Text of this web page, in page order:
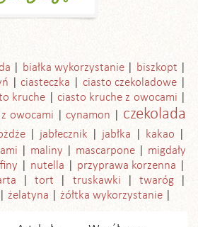
białka wykorzystanie
biszkopt
ciasteczka
ciasto czekoladowe
kruche
ciasto kruche z owocami
owocami cynamon czekolada
jabłecznik jabłka
kakao
maliny mascarpone
migdały
nutella
przyprawa korzenna
tort truskawki
twaróg
żelatyna żółtka wykorzystanie